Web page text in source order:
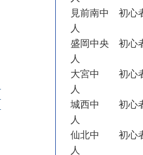
見前南中 初心
人
盛岡中央 初心
人
大宮中 初心者
人
城西中 初心者
人
仙北中 初心者
人